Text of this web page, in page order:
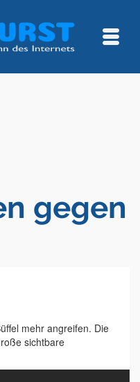
gegen
mehr angreifen. Die
sichtbare